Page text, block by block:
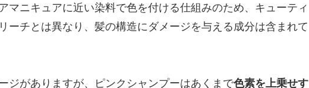
マニキュアに近い染料で色を付ける仕組みのため、キューティ
ーチとは異なり、髪の構造にダメージを与える成分は含まれて
ジがありますが、ピンクシャンプーはあくまで色素を上乗せす